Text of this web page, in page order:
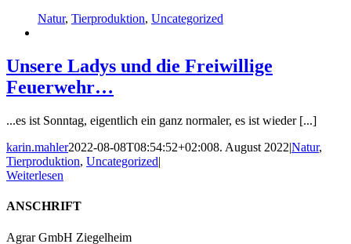
Natur, Tierproduktion, Uncategorized
Unsere Ladys und die Freiwillige
Feuerwehr…
...es ist Sonntag, eigentlich ein ganz normaler, es ist wieder [...]
karin.mahler2022-08-08T08:54:52+02:008. August 2022|Natur,
Tierproduktion, Uncategorized|
Weiterlesen
ANSCHRIFT
Agrar GmbH Ziegelheim